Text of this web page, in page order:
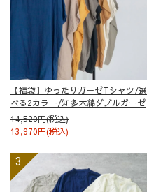
【福袋】ゆったりガーゼTシャツ/選
べる2カラー/知多木綿ダブルガーゼ
14,520円(税込)
13,970円(税込)